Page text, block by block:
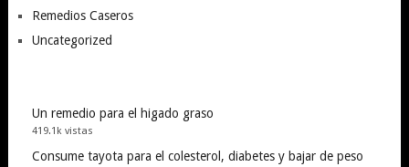
Remedios Caseros
Uncategorized
Un remedio para el higado graso
419.1k vistas
Consume tayota para el colesterol, diabetes y bajar de peso